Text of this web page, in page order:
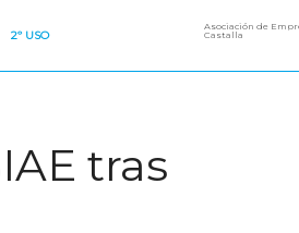
2º USO
Asociación de
Castalla
tras